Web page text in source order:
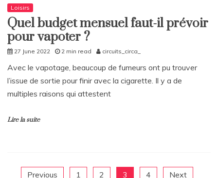
Loisirs
Quel budget mensuel faut-il prévoir
pour vapoter ?
27 June 2022 2 min read circuits_circa_
Avec le vapotage, beaucoup de fumeurs ont pu trouver
l’issue de sortie pour finir avec la cigarette. Il y a de
multiples raisons qui attestent
Lire la suite
Previous 1 2 3 4 Next